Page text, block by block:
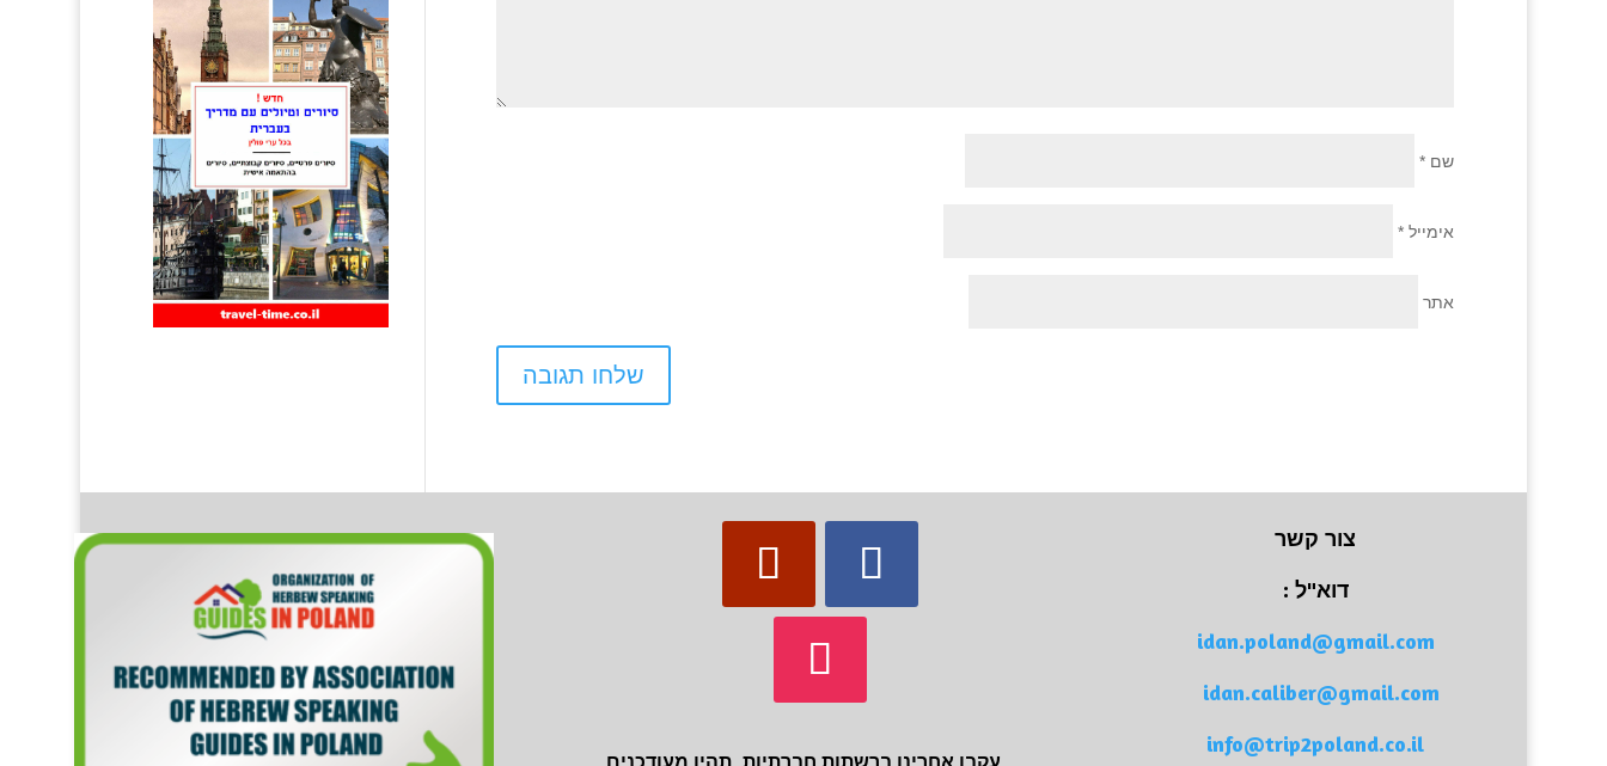
שם *
אימייל *
אתר
צור קשר
דוא"ל :
idan.poland@gmail.com
idan.caliber@gmail.com
info@trip2poland.co.il